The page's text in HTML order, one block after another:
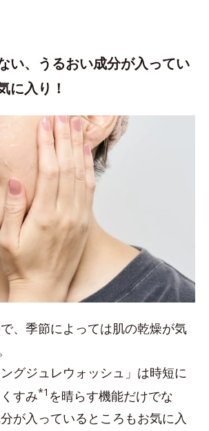
い、うるおい成分が入ってい
に入り！
、季節によっては肌の乾燥が気
ングジュレウォッシュ」は時短に
すみ*1 を晴らす機能だけでな
が入っているところもお気に入